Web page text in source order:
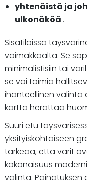
yhtenäistä ja
ulkonäköä .
Sisätiloissa
voimakkaalta. Se
minimalistisiin tai
se voi toimia
ihanteellinen valinta
kartta herättää
Suuri etu
yksityiskohtaiseen
tärkeää, että värit
kokonaisuus
valinta.